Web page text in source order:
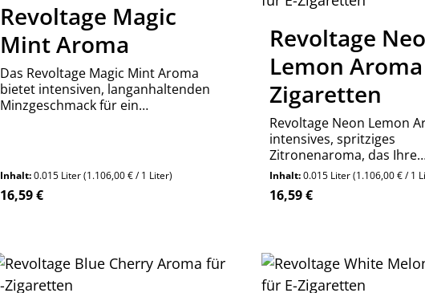
Revoltage Magic
Mint Aroma
Das Revoltage Magic Mint Aroma
bietet intensiven, langanhaltenden
Minzgeschmack für ein
Inhalt:0.015 Liter(1.106,00 € / 1 Liter)
Regulärer Preis:
16,59 €
Revoltage
Lemon
Zigaretten
Revoltage Neon Lemon
intensives, spritziges
Zitronenaroma, das Ihre
Geschmacksknospen mit
lebendigen,
elektrisiert. Perfekt für
Inhalt:0.015 Liter(1.106,00 € / 1
Regulärer Preis:
16,59 €